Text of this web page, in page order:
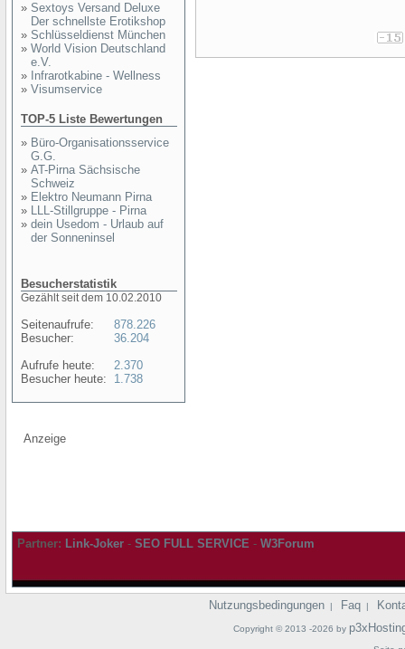
» Sextoys Versand Deluxe
Der schnellste Erotikshop
» Schlüsseldienst München
» World Vision Deutschland
e.V.
» Infrarotkabine - Wellness
» Visumservice
TOP-5 Liste Bewertungen
» Büro-Organisationsservice
G.G.
» AT-Pirna Sächsische
Schweiz
» Elektro Neumann Pirna
» LLL-Stillgruppe - Pirna
» dein Usedom - Urlaub auf
der Sonneninsel
Besucherstatistik
Gezählt seit dem 10.02.2010
Seitenaufrufe:
Besucher:
Aufrufe heute:
Besucher heute:
878.226
36.204
2.370
1.738
Anzeige
Partner: Link-Joker - SEO FULL SERVICE - W3Forum
Nutzungsbedingungen | Faq |
Copyright © 2013 -2026 by